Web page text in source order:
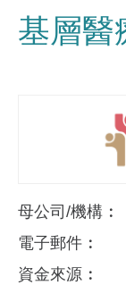
基層醫
母公司/機構
電子郵件
資金來​源